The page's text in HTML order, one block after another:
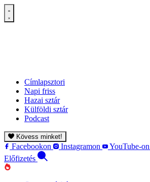
Címlapsztori
Napi friss
Hazai sztár
Külföldi sztár
Podcast
Kövess minket!
Facebookon Instagramon YouTube-on
Előfizetés